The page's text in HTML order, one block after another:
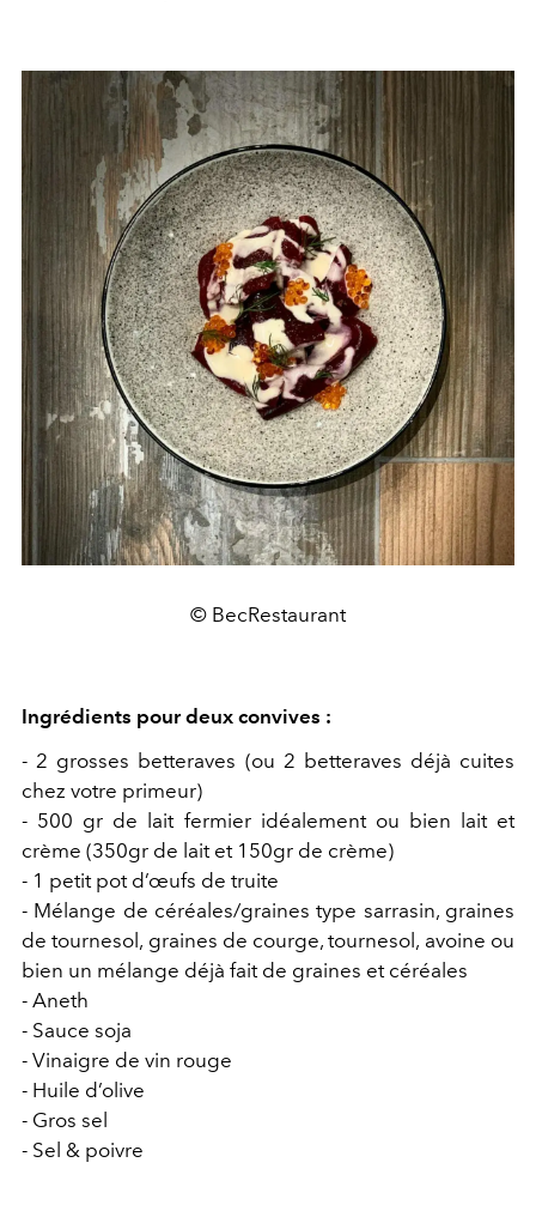
© BecRestaurant
Ingrédients pour deux convives :
- 2 grosses betteraves (ou 2 betteraves déjà cuites
chez votre primeur)
- 500 gr de lait fermier idéalement ou bien lait et
crème (350gr de lait et 150gr de crème)
- 1 petit pot d’œufs de truite
- Mélange de céréales/graines type sarrasin, graines
de tournesol, graines de courge, tournesol, avoine ou
bien un mélange déjà fait de graines et céréales
- Aneth
- Sauce soja
- Vinaigre de vin rouge
- Huile d’olive
- Gros sel
- Sel & poivre